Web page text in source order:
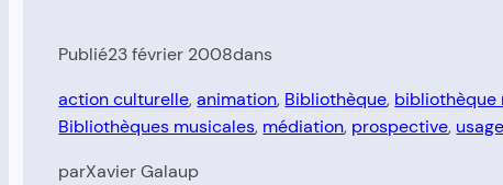
Publié23 février 2008dans
action culturelle, animation, Bibliothèque, bibliothèque
Bibliothèques musicales, médiation, prospective,
parXavier Galaup